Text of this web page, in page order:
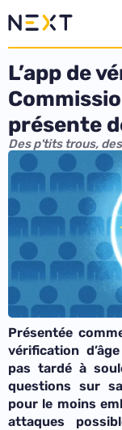
L’app de
présente
Des p'tits trous,
Présentée
vérification
pas tardé à
questions sur
pour le moins
attaques